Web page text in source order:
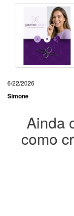
6/22/2026
Simone
Ainda
como